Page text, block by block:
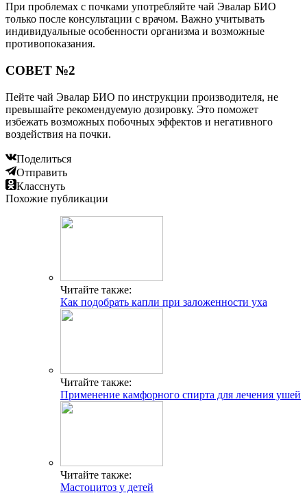
При проблемах с почками употребляйте чай Эвалар БИО
только после консультации с врачом. Важно учитывать
индивидуальные особенности организма и возможные
противопоказания.
СОВЕТ №2
Пейте чай Эвалар БИО по инструкции производителя, не
превышайте рекомендуемую дозировку. Это поможет
избежать возможных побочных эффектов и негативного
воздействия на почки.
Поделиться
Отправить
Класснуть
Похожие публикации
Читайте также:
Как подобрать капли при заложенности уха
Читайте также:
Применение камфорного спирта для лечения ушей
Читайте также:
Мастоцитоз у детей